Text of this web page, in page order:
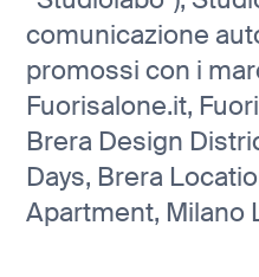
comunicazione
promossi con i
Fuorisalone.it,
Brera Design
Days, Brera
Apartment, Milano